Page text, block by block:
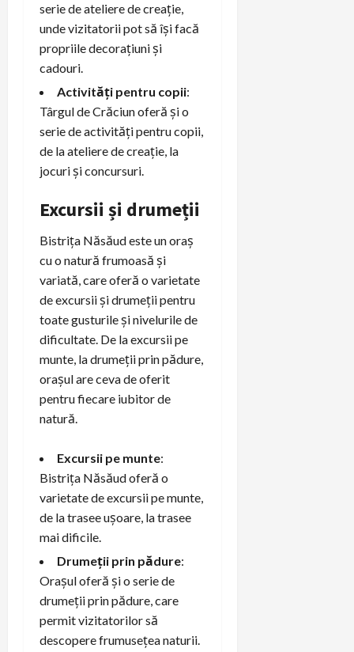
serie de ateliere de creație,
unde vizitatorii pot să își facă
propriile decorațiuni și
cadouri.
Activități pentru copii:
Târgul de Crăciun oferă și o
serie de activități pentru copii,
de la ateliere de creație, la
jocuri și concursuri.
Excursii și drumeții
Bistrița Năsăud este un oraș
cu o natură frumoasă și
variată, care oferă o varietate
de excursii și drumeții pentru
toate gusturile și nivelurile de
dificultate. De la excursii pe
munte, la drumeții prin pădure,
orașul are ceva de oferit
pentru fiecare iubitor de
natură.
Excursii pe munte:
Bistrița Năsăud oferă o
varietate de excursii pe munte,
de la trasee ușoare, la trasee
mai dificile.
Drumeții prin pădure:
Orașul oferă și o serie de
drumeții prin pădure, care
permit vizitatorilor să
descopere frumusețea naturii.